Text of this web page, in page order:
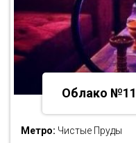
Облако
Метро: Чистые Пруды